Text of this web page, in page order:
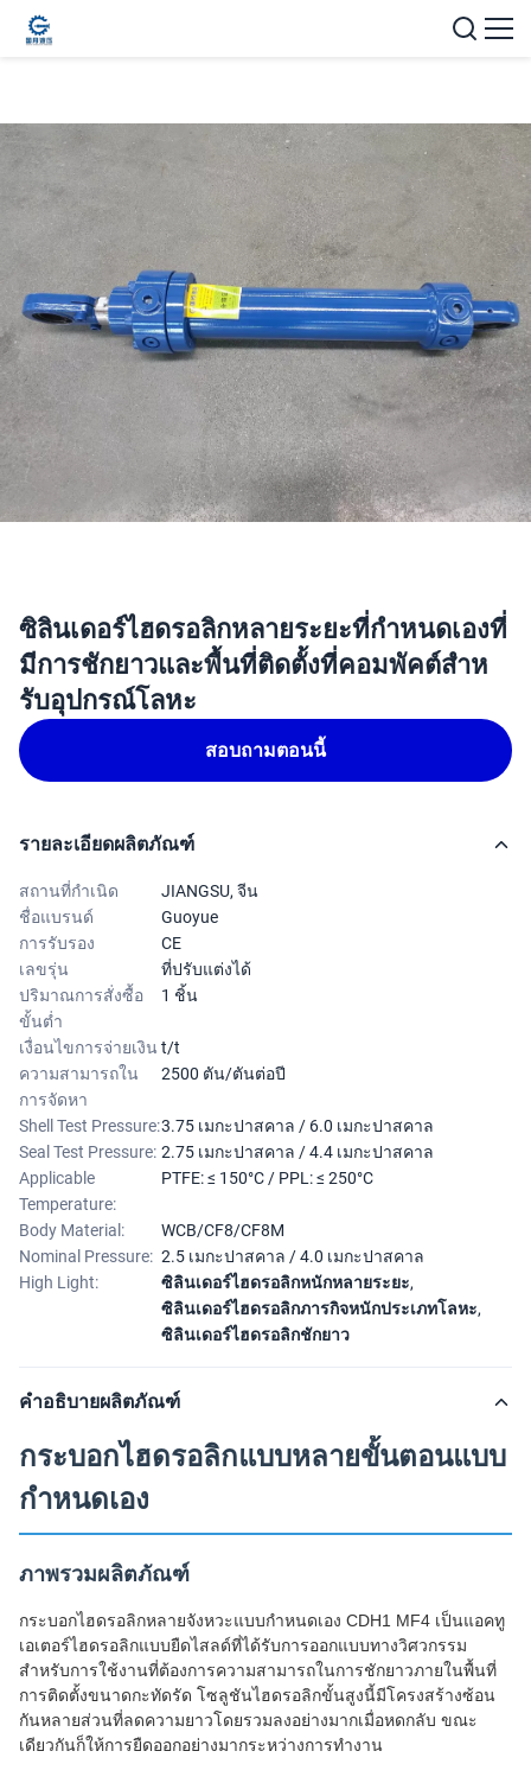
ซิลินเดอร์ไฮดรอลิกหลายระยะที่กําหนดเองที่
มีการชักยาวและพื้นที่ติดตั้งที่คอมพัคต์สําห
รับอุปกรณ์โลหะ
สอบถามตอนนี้
รายละเอียดผลิตภัณฑ์
สถานที่กำเนิด
JIANGSU, จีน
ชื่อแบรนด์
Guoyue
การรับรอง
CE
เลขรุ่น
ที่ปรับแต่งได้
ปริมาณการสั่งซื้อ
ขั้นต่ำ
1 ชิ้น
เงื่อนไขการจ่ายเงิน t/t
ความสามารถใน
การจัดหา
2500 ตัน/ตันต่อปี
Shell Test Pressure:3.75 เมกะปาสคาล / 6.0 เมกะปาสคาล
Seal Test Pressure: 2.75 เมกะปาสคาล / 4.4 เมกะปาสคาล
Applicable
Temperature:
PTFE: ≤ 150°C / PPL: ≤ 250°C
Body Material:
WCB/CF8/CF8M
Nominal Pressure: 2.5 เมกะปาสคาล / 4.0 เมกะปาสคาล
High Light:
ซิลินเดอร์ไฮดรอลิกหนักหลายระยะ,
ซิลินเดอร์ไฮดรอลิกภารกิจหนักประเภทโลหะ,
ซิลินเดอร์ไฮดรอลิกชักยาว
คำอธิบายผลิตภัณฑ์
กระบอกไฮดรอลิกแบบหลายขั้นตอนแบบ
กำหนดเอง
ภาพรวมผลิตภัณฑ์
กระบอกไฮดรอลิกหลายจังหวะแบบกำหนดเอง CDH1 MF4 เป็นแอคทู
เอเตอร์ไฮดรอลิกแบบยืดไสลด์ที่ได้รับการออกแบบทางวิศวกรรม
สำหรับการใช้งานที่ต้องการความสามารถในการชักยาวภายในพื้นที่
การติดตั้งขนาดกะทัดรัด โซลูชันไฮดรอลิกขั้นสูงนี้มีโครงสร้างซ้อน
กันหลายส่วนที่ลดความยาวโดยรวมลงอย่างมากเมื่อหดกลับ ขณะ
เดียวกันก็ให้การยืดออกอย่างมากระหว่างการทำงาน